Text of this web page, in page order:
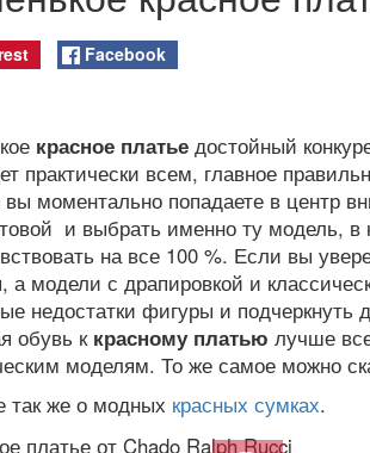
Facebook
красное платье достойный
практически всем, главное
вы моментально попадаете в центр
и выбрать именно ту модель,
на все 100 %. Если вы
а модели с драпировкой и
недостатки фигуры и подчеркнуть
обувь к красному платью лучше
моделям. То же самое можно
так же о модных красных сумках.